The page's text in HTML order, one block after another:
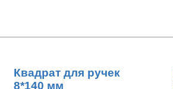
Квадрат для ручек
8*140 мм